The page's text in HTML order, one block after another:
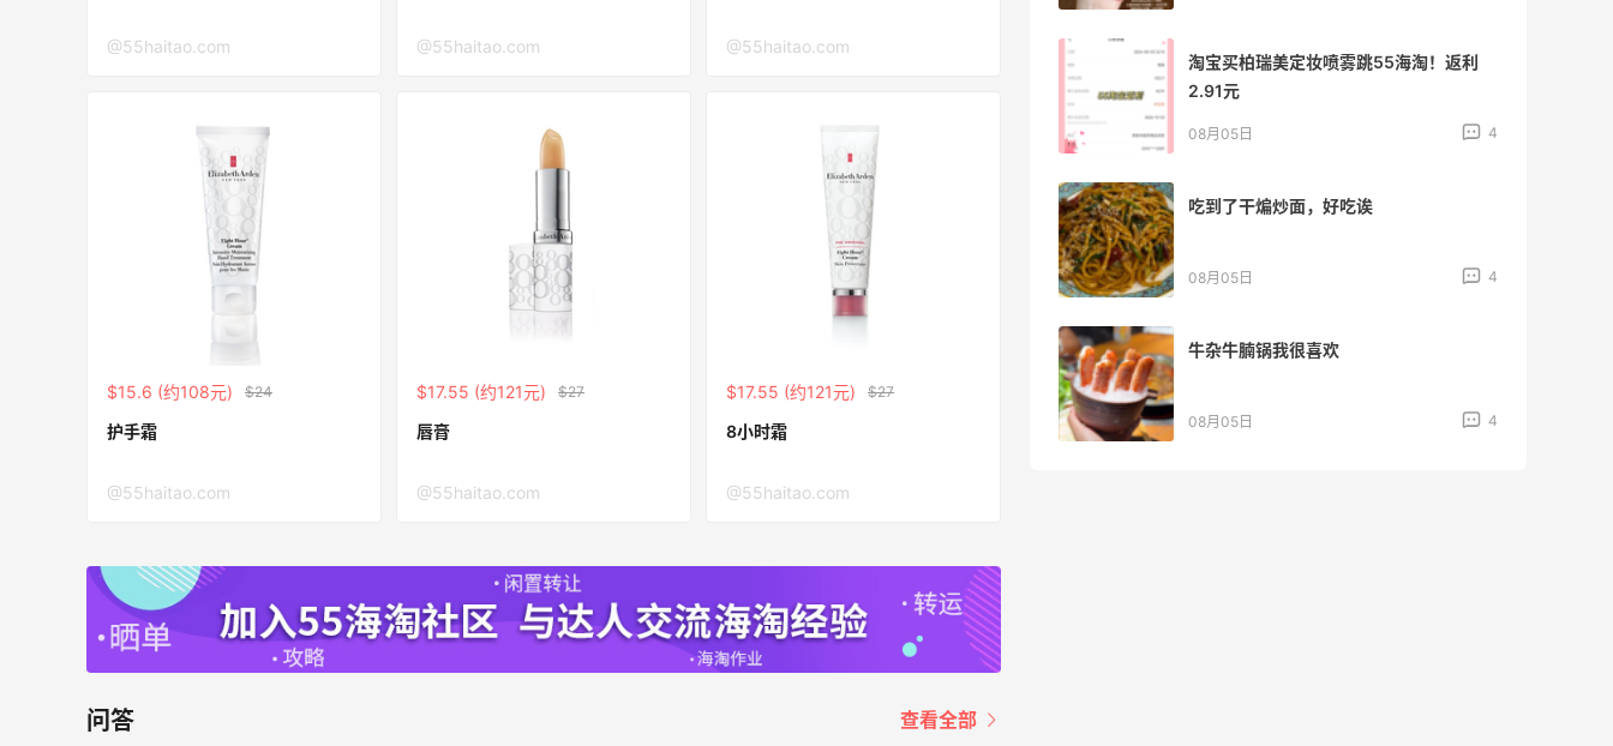
@55haitao.com @55haitao.com @55haitao.com
$15.6 (约108元) $24
护手霜
@55haitao.com
$17.55 (约121元) $27
唇膏
@55haitao.com
$17.55 (约121元) $27
8小时霜
@55haitao.com
问答 查看全部
08月06日
户外运动防-晒｜蜜丝婷开挂摇摇乐实测
🏃
08月06日
【黑五海淘攻略】Bobbi Brown黑五
08月05日
淘宝买柏瑞美定妆喷雾跳55海淘！返利
2.91元
08月05日 4
吃到了干煸炒面，好吃诶
08月05日 4
牛杂牛腩锅我很喜欢
08月05日 4